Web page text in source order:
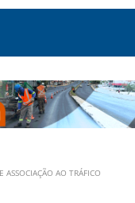
ASSOCIAÇÃO AO TRÁFICO